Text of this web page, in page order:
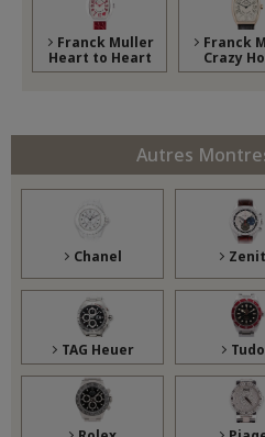
Franck Muller
Heart to Heart
Franck
Crazy
Autres
Chanel
TAG Heuer